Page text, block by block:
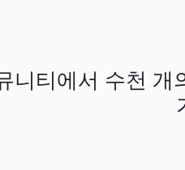
니티에서 수천 개